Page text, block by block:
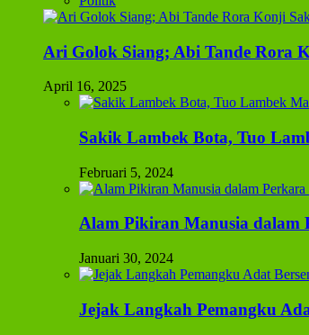
Ari Golok Siang; Abi Tande Rora
April 16, 2025
Sakik Lambek Bota, Tuo
Februari 5, 2024
Alam Pikiran Manusia dalam
Januari 30, 2024
Jejak Langkah Pemangku